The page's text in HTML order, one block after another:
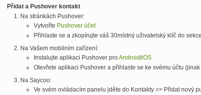
Přidat a Pushover kontakt
Na stránkách Pushover:
Vytvořte Pushover účet
Přihlaste se a zkopírujte váš 30místný uživatelský klíč do
Na Vašem mobilním zařízení:
Instalujte aplikaci Pushover proAndroid/iOS
Otevřete aplikaci Pushover a přihlaste se ke svému účtu
Na Saycoo:
Ve svém ovládacím panelu jděte do Kontakty => Přidat nový